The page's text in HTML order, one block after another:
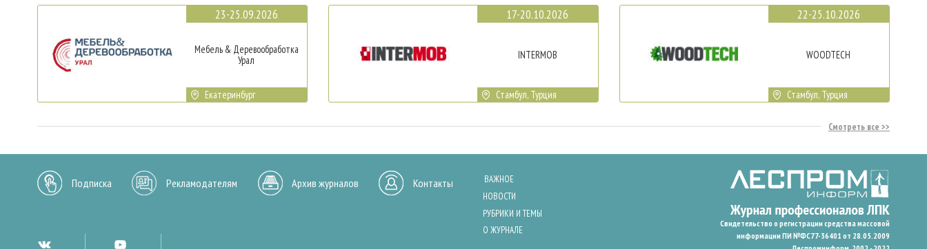
23-25.09.2026
Мебель & Деревообработка
Урал
Екатеринбург
17-20.10.2026
INTERMOB
Стамбул, Турция
22-25.10.2026
WOODTECH
Стамбул, Турция
Смотреть все
Подписка Рекламодателям Архив журналов Контакты
ВАЖНОЕ
НОВОСТИ
РУБРИКИ И ТЕМЫ
О ЖУРНАЛЕ
Свидетельство о регистрации средства массовой
информации ПИ №ФС77-36401 от 28.05.2009